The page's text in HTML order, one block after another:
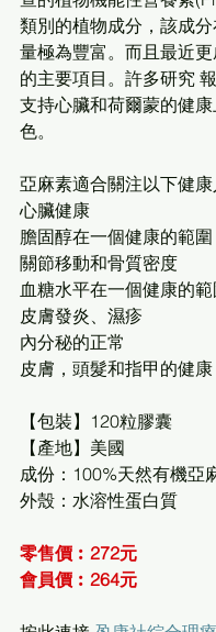
類別的植物成分，該成
量極為豐富。而且最近
的主要項目。許多研究
支持心臟和荷爾蒙的健
色。
亞麻素適合關注以下健康
心臟健康
膽固醇在一個健康的範圍
關節移動和骨質密度
血糖水平在一個健康的範
皮膚發炎、濕疹
內分秘的正常
皮膚，頭髮和指甲的健康
【包裝】120粒膠囊
【產地】美國
成份：100%天然有機亞
外殼：水溶性蛋白質
零售價︰272元
會員價︰264元